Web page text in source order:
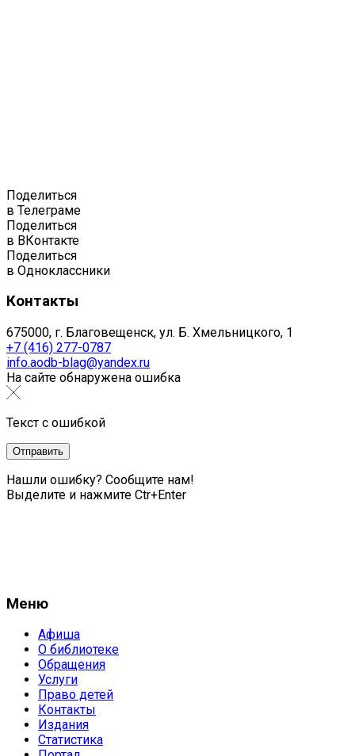
Поделиться
в Телеграме
Поделиться
в ВКонтакте
Поделиться
в Одноклассники
Контакты
675000, г. Благовещенск, ул. Б. Хмельницкого, 1
+7 (416) 277-0787
info.aodb-blag@yandex.ru
На сайте обнаружена ошибка
Текст с ошибкой
Нашли ошибку? Сообщите нам!
Выделите и нажмите Ctr+Enter
Меню
Афиша
О библиотеке
Обращения
Услуги
Право детей
Контакты
Издания
Статистика